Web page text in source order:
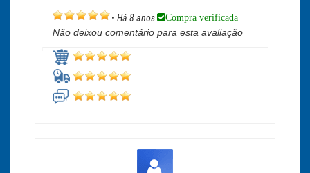
• Há 8 anos Compra verificada
Não deixou comentário para esta avaliação